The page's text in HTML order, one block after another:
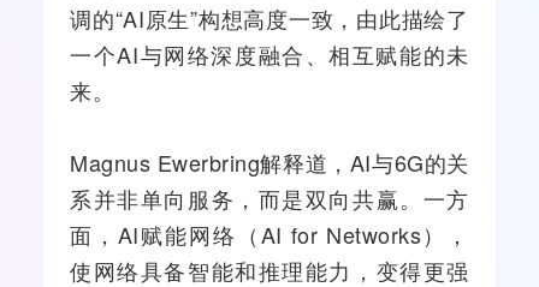
调的“AI原生”构想高度一致，由此描绘了
一个AI与网络深度融合、相互赋能的未
来。
Magnus Ewerbring解释道，AI与6G的关
系并非单向服务，而是双向共赢。一方
面，AI赋能网络（AI for Networks），
使网络具备智能和推理能力，变得更强